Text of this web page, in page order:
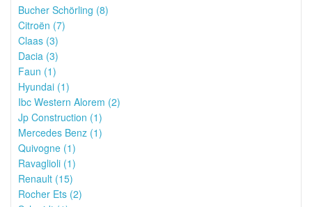
Bucher Schörling (8)
Citroën (7)
Claas (3)
Dacia (3)
Faun (1)
Hyundai (1)
Ibc Western Alorem (2)
Jp Construction (1)
Mercedes Benz (1)
Quivogne (1)
Ravaglioli (1)
Renault (15)
Rocher Ets (2)